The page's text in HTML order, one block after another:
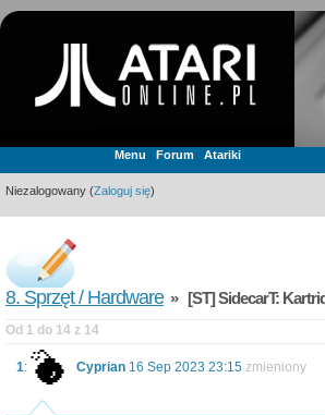
Menu Forum Atariki
Niezalogowany (Zaloguj się)
8. Sprzęt / Hardware» [ST] SidecarT:
Od 1 do 14 z 14
1: Cyprian 16 Sep 2023 23:15 zmieniony